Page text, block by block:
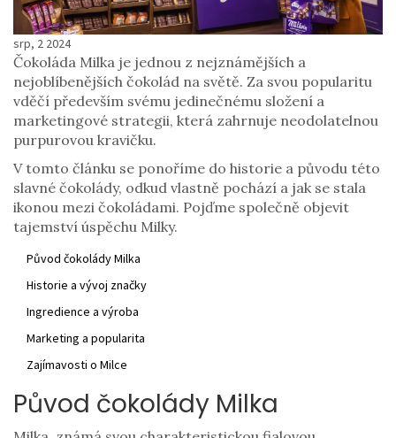
srp, 2 2024
Čokoláda Milka je jednou z nejznámějších a
nejoblíbenějších čokolád na světě. Za svou popularitu
vděčí především svému jedinečnému složení a
marketingové strategii, která zahrnuje neodolatelnou
purpurovou kravičku.
V tomto článku se ponoříme do historie a původu této
slavné čokolády, odkud vlastně pochází a jak se stala
ikonou mezi čokoládami. Pojďme společně objevit
tajemství úspěchu Milky.
Původ čokolády Milka
Historie a vývoj značky
Ingredience a výroba
Marketing a popularita
Zajímavosti o Milce
Původ čokolády Milka